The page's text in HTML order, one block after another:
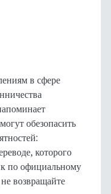
в сфере
обезопасить
которого
по официальному
возвращайте